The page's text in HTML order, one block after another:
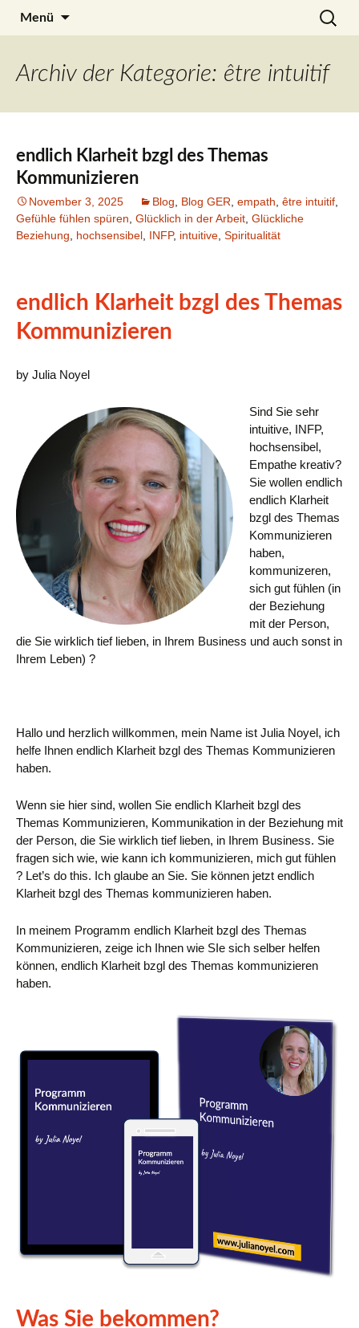
Julia Noyel
Menü
Search
for:
Archiv der Kategorie: être intuitif
endlich Klarheit bzgl des Themas
Kommunizieren
November 3, 2025 Blog Blog GER empath être intuitif
Gefühle fühlen spüren Glücklich in der Arbeit Glückliche
Beziehung
hochsensibel INFP, intuitive Spiritualität
endlich Klarheit bzgl des Themas
Kommunizieren
by Julia Noyel
Sind Sie sehr
intuitive, INFP,
hochsensibel,
Empathe kreativ?
Sie wollen endlich
endlich Klarheit
bzgl des Themas
Kommunizieren
haben,
kommunizeren,
sich gut fühlen (in
der Beziehung
mit der Person,
die Sie wirklich tief lieben, in Ihrem Business und auch sonst in
Ihrem Leben) ?
Hallo und herzlich willkommen, mein Name ist Julia Noyel, ich
helfe Ihnen endlich Klarheit bzgl des Themas Kommunizieren
haben.
Wenn sie hier sind, wollen Sie endlich Klarheit bzgl des
Themas Kommunizieren, Kommunikation in der Beziehung mit
der Person, die Sie wirklich tief lieben, in Ihrem Business. Sie
fragen sich wie, wie kann ich kommunizieren, mich gut fühlen
? Let’s do this. Ich glaube an Sie. Sie können jetzt endlich
Klarheit bzgl des Themas kommunizieren haben.
In meinem Programm endlich Klarheit bzgl des Themas
Kommunizieren, zeige ich Ihnen wie SIe sich selber helfen
können, endlich Klarheit bzgl des Themas kommunizieren
haben.
Was Sie bekommen?